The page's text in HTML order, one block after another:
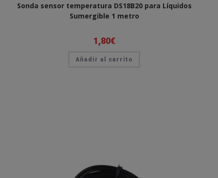
Sonda sensor temperatura DS18B20 para Líquidos
Sumergible 1 metro
1,80€
Añadir al carrito